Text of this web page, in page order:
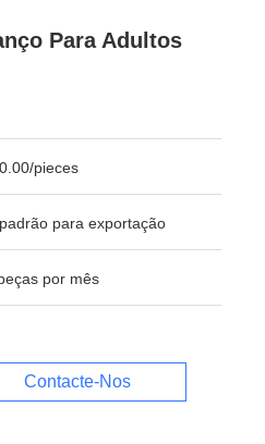
Para Adultos
pieces
para exportação
por mês
Contacte-Nos